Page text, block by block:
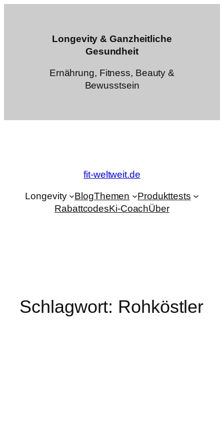
Longevity & Ganzheitliche
Gesundheit
Ernährung, Fitness, Beauty &
Bewusstsein
fit-weltweit.de
Longevity BlogThemen
Produkttests
RabattcodesKi-CoachÜber
Schlagwort: Rohköstler